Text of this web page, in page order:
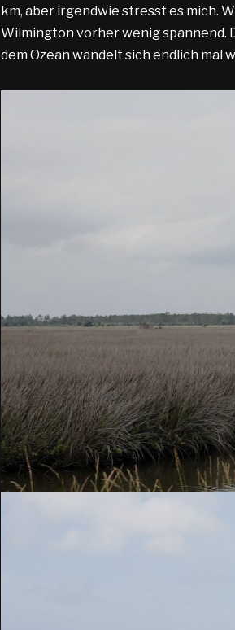
km, aber irgendwie stresst es mich.
Wilmington vorher wenig spannend.
dem Ozean wandelt sich endlich mal